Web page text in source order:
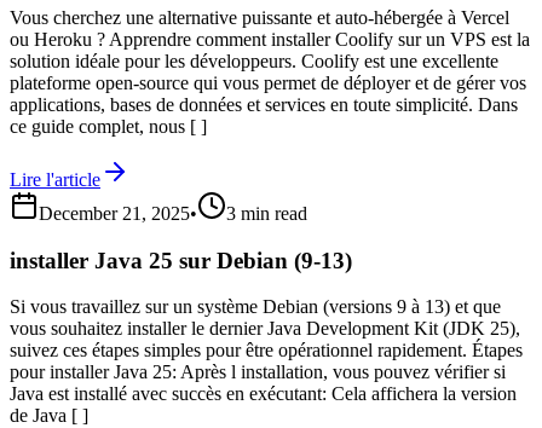
Vous cherchez une alternative puissante et auto-hébergée à Vercel
ou Heroku ? Apprendre comment installer Coolify sur un VPS est la
solution idéale pour les développeurs. Coolify est une excellente
plateforme open-source qui vous permet de déployer et de gérer vos
applications, bases de données et services en toute simplicité. Dans
ce guide complet, nous [ ]
Lire l'article
December 21, 2025• 3 min read
installer Java 25 sur Debian (9-13)
Si vous travaillez sur un système Debian (versions 9 à 13) et que
vous souhaitez installer le dernier Java Development Kit (JDK 25),
suivez ces étapes simples pour être opérationnel rapidement. Étapes
pour installer Java 25: Après l installation, vous pouvez vérifier si
Java est installé avec succès en exécutant: Cela affichera la version
de Java [ ]